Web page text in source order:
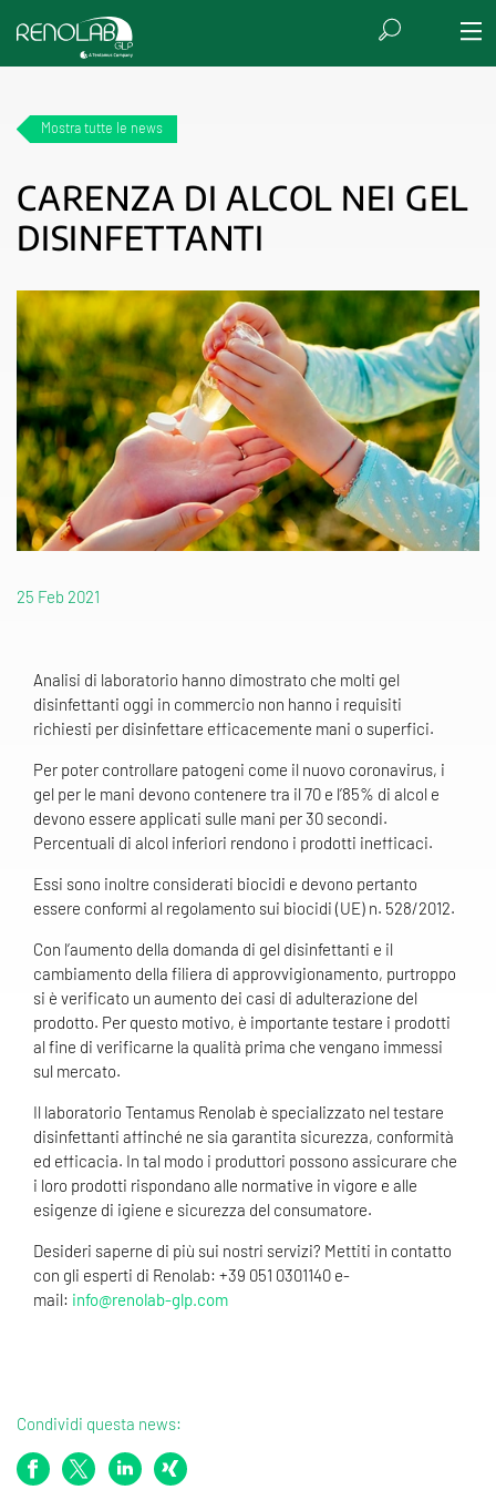
Mostra tutte le news
CARENZA DI ALCOL NEI GEL
DISINFETTANTI
25 Feb 2021
Analisi di laboratorio hanno dimostrato che molti gel
disinfettanti oggi in commercio non hanno i requisiti
richiesti per disinfettare efficacemente mani o superfici.
Per poter controllare patogeni come il nuovo coronavirus, i
gel per le mani devono contenere tra il 70 e l’85% di alcol e
devono essere applicati sulle mani per 30 secondi.
Percentuali di alcol inferiori rendono i prodotti inefficaci.
Essi sono inoltre considerati biocidi e devono pertanto
essere conformi al regolamento sui biocidi (UE) n. 528/2012.
Con l’aumento della domanda di gel disinfettanti e il
cambiamento della filiera di approvvigionamento, purtroppo
si è verificato un aumento dei casi di adulterazione del
prodotto. Per questo motivo, è importante testare i prodotti
al fine di verificarne la qualità prima che vengano immessi
sul mercato.
Il laboratorio Tentamus Renolab è specializzato nel testare
disinfettanti affinché ne sia garantita sicurezza, conformità
ed efficacia. In tal modo i produttori possono assicurare che
i loro prodotti rispondano alle normative in vigore e alle
esigenze di igiene e sicurezza del consumatore.
Desideri saperne di più sui nostri servizi? Mettiti in contatto
con gli esperti di Renolab: +39 051 0301140 e-
mail: info@renolab-glp.com
Condividi questa news: